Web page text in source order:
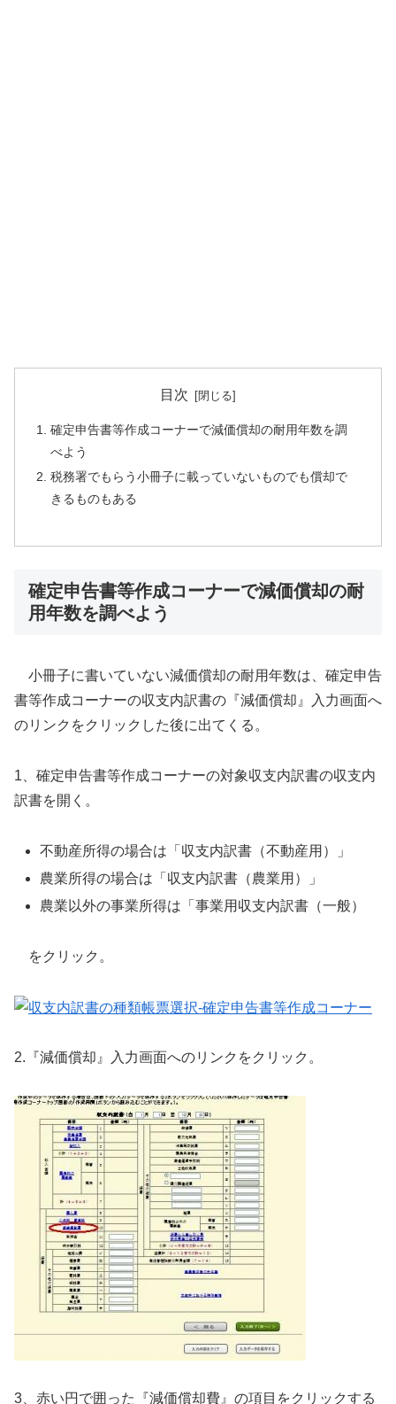
目次
確定申告書等作成コーナーで減価償却の耐用年数を調
べよう
税務署でもらう小冊子に載っていないものでも償却で
きるものもある
確定申告書等作成コーナーで減価償却の耐
用年数を調べよう
小冊子に書いていない減価償却の耐用年数は、確定申告
書等作成コーナーの収支内訳書の『減価償却』入力画面へ
のリンクをクリックした後に出てくる。
1、確定申告書等作成コーナーの対象収支内訳書の収支内
訳書を開く。
不動産所得の場合は「収支内訳書（不動産用）」
農業所得の場合は「収支内訳書（農業用）」
農業以外の事業所得は「事業用収支内訳書（一般）
をクリック。
2.『減価償却』入力画面へのリンクをクリック。
3、赤い円で囲った『減価償却費』の項目をクリックする